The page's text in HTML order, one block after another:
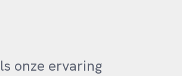
onze ervaring